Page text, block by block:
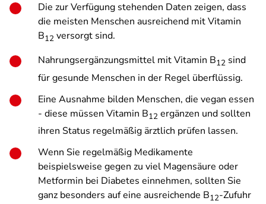
Die zur Verfügung stehenden Daten zeigen, dass
die meisten Menschen ausreichend mit Vitamin
B12 versorgt sind.
Nahrungsergänzungsmittel mit Vitamin B12 sind
für gesunde Menschen in der Regel überflüssig.
Eine Ausnahme bilden Menschen, die vegan essen
- diese müssen Vitamin B12 ergänzen und sollten
ihren Status regelmäßig ärztlich prüfen lassen.
Wenn Sie regelmäßig Medikamente
beispielsweise gegen zu viel Magensäure oder
Metformin bei Diabetes einnehmen, sollten Sie
ganz besonders auf eine ausreichende B12-Zufuhr